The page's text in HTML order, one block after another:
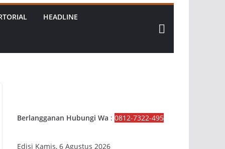
HEADLINE
Berlangganan Hubungi Wa : 0812-7322-495
Edisi Kamis, 6 Agustus 2026